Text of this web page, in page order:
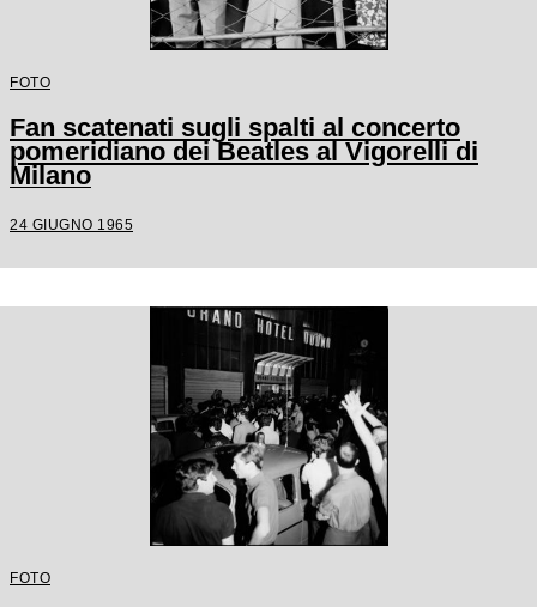
FOTO
Fan scatenati sugli spalti al concerto
pomeridiano dei Beatles al Vigorelli di
Milano
24 GIUGNO 1965
FOTO